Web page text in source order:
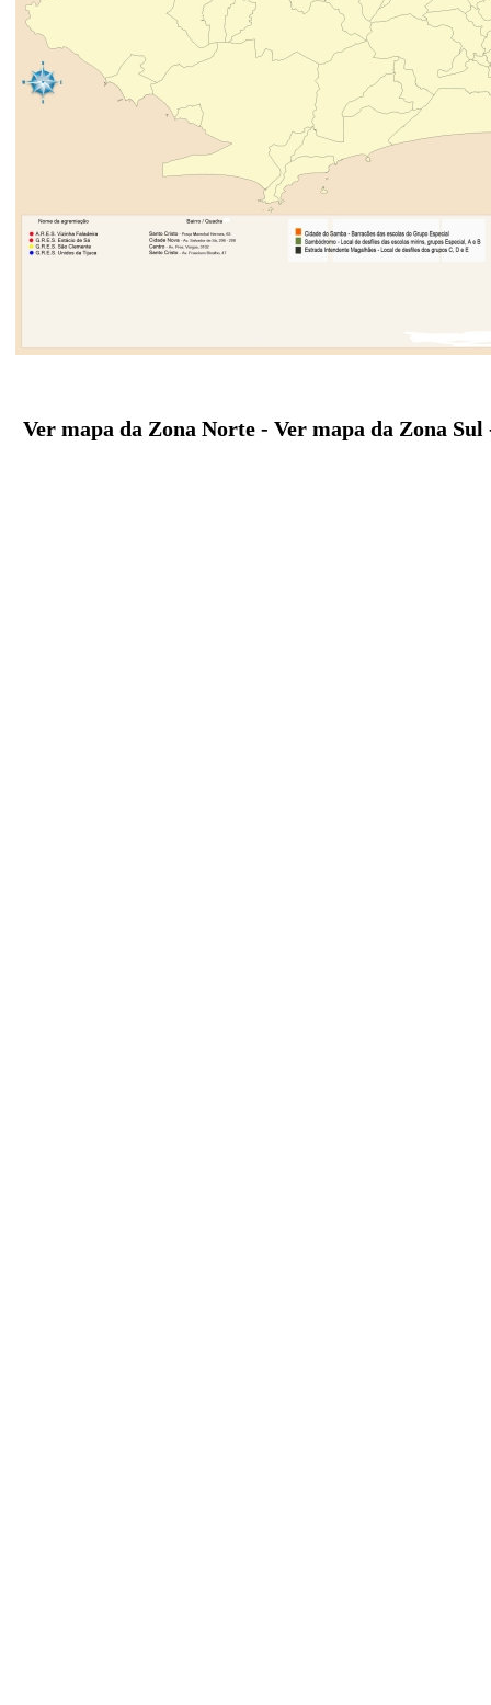
Ver mapa da Zona Norte- Ver mapa da Zona Sul